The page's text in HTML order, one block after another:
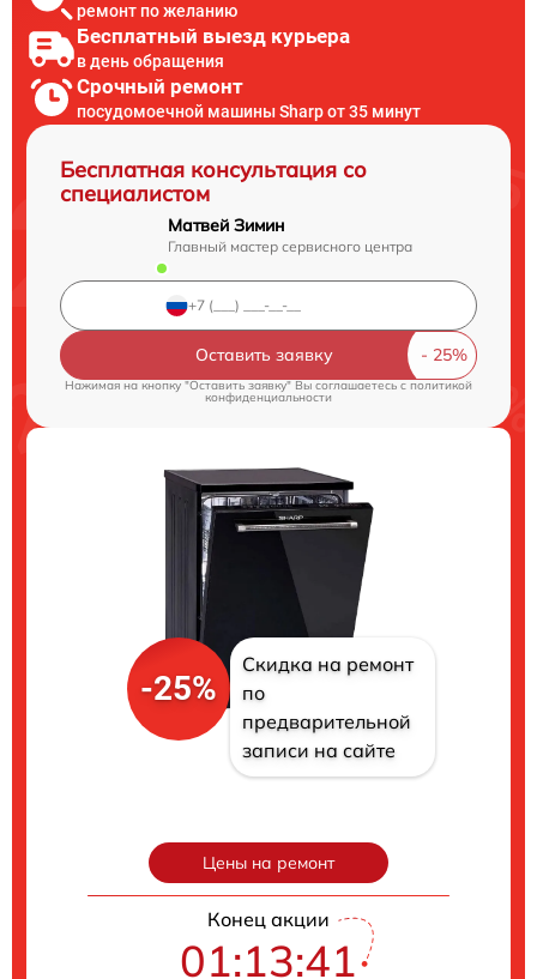
ремонт по желанию
Бесплатный выезд курьера
в день обращения
Срочный ремонт
посудомоечной машины Sharp от 35 минут
Бесплатная консультация со
специалистом
Матвей Зимин
Главный мастер сервисного центра
Оставить заявку
Нажимая на кнопку "Оставить заявку" Вы соглашаетесь cполитикой
конфиденциальности
-25%
Скидка на ремонт
по
предварительной
записи на сайте
Цены на ремонт
Конец акции
01:13:40